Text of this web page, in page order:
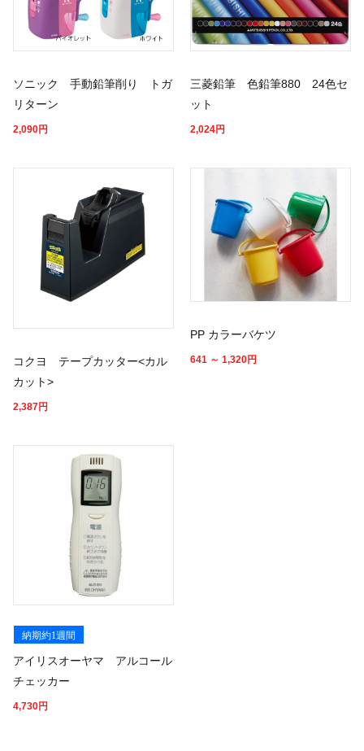
ソニック 手動鉛筆削り トガ
リターン
2,090円
三菱鉛筆 色鉛筆880 24色セ
ット
2,024円
コクヨ テープカッター<カル
カット>
2,387円
PP カラーバケツ
641 ～ 1,320円
納期約1週間
アイリスオーヤマ アルコール
チェッカー
4,730円